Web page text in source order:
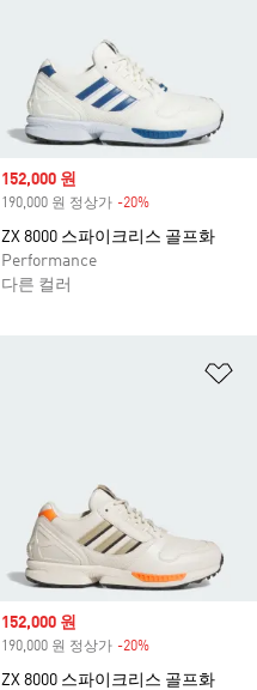
Sale price
152,000 원
190,000 원 정상가 -20%
ZX 8000 스파이크리스 골프화
Performance
다른 컬러
Sale price
152,000 원
190,000 원 정상가 -20%
ZX 8000 스파이크리스 골프화